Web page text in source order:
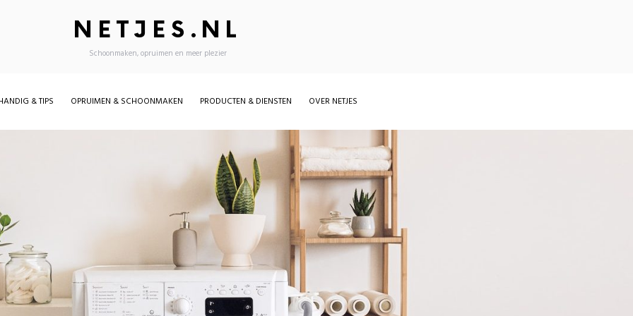
NETJES.NL
Schoonmaken, opruimen en meer plezier
& TIPS OPRUIMEN & SCHOONMAKEN PRODUCTEN & DIENSTEN OVER NETJES